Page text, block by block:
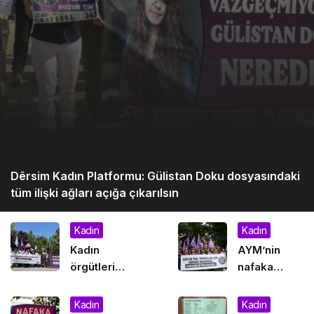
Dêrsim Kadın Platformu: Gülistan Doku dosyasındaki
tüm ilişki ağları açığa çıkarılsın
Kadın
Kadın
örgütleri
“Gülistan,
Kadın
AYM’nin
nafaka
protesto
Kadın Kadın